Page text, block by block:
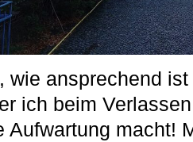
wie ansprechend
ich beim
Aufwartung macht!